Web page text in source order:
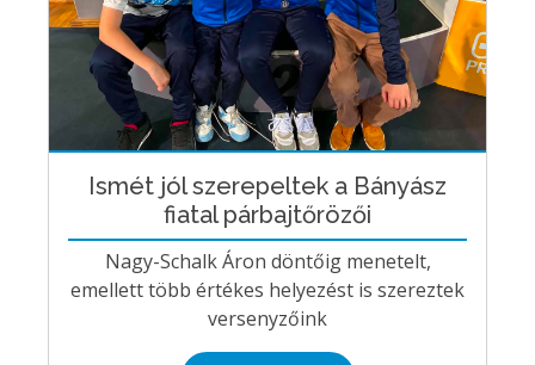
Ismét jól szerepeltek a Bányász
fiatal párbajtőrözői
Nagy-Schalk Áron döntőig menetelt,
emellett több értékes helyezést is szereztek
versenyzőink